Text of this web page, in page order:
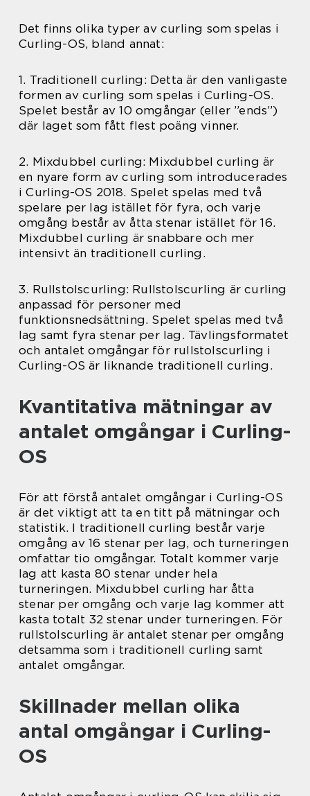
Det finns olika typer av curling som spelas i
Curling-OS, bland annat:
1. Traditionell curling: Detta är den vanligaste
formen av curling som spelas i Curling-OS.
Spelet består av 10 omgångar (eller ”ends”)
där laget som fått flest poäng vinner.
2. Mixdubbel curling: Mixdubbel curling är
en nyare form av curling som introducerades
i Curling-OS 2018. Spelet spelas med två
spelare per lag istället för fyra, och varje
omgång består av åtta stenar istället för 16.
Mixdubbel curling är snabbare och mer
intensivt än traditionell curling.
3. Rullstolscurling: Rullstolscurling är curling
anpassad för personer med
funktionsnedsättning. Spelet spelas med två
lag samt fyra stenar per lag. Tävlingsformatet
och antalet omgångar för rullstolscurling i
Curling-OS är liknande traditionell curling.
Kvantitativa mätningar av
antalet omgångar i Curling-
OS
För att förstå antalet omgångar i Curling-OS
är det viktigt att ta en titt på mätningar och
statistik. I traditionell curling består varje
omgång av 16 stenar per lag, och turneringen
omfattar tio omgångar. Totalt kommer varje
lag att kasta 80 stenar under hela
turneringen. Mixdubbel curling har åtta
stenar per omgång och varje lag kommer att
kasta totalt 32 stenar under turneringen. För
rullstolscurling är antalet stenar per omgång
detsamma som i traditionell curling samt
antalet omgångar.
Skillnader mellan olika
antal omgångar i Curling-
OS